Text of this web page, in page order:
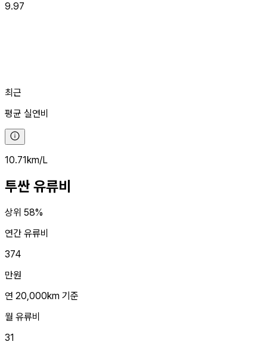
9.97
최근
평균 실연비
10.71km/L
투싼 유류비
상위 58%
연간 유류비
374
만원
연 20,000km 기준
월 유류비
31